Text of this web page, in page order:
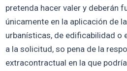
pretenda hacer valer y deberán
únicamente en la aplicación de
urbanísticas, de edificabilidad o
a la solicitud, so pena de la
extracontractual en la que